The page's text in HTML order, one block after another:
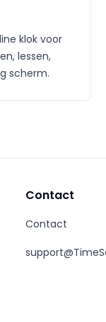
klok voor
lessen,
scherm.
Contact
Contact